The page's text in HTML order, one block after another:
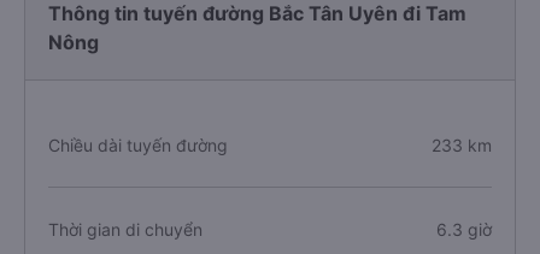
Thông tin tuyến đường Bắc Tân Uyên đi Tam
Nông
Chiều dài tuyến đường 233 km
Thời gian di chuyển 6.3 giờ